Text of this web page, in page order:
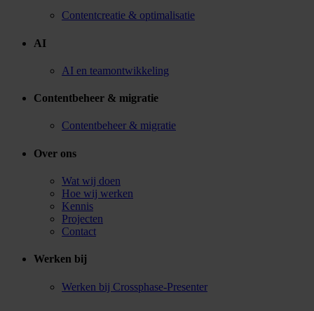
Contentcreatie & optimalisatie
AI
AI en teamontwikkeling
Contentbeheer & migratie
Contentbeheer & migratie
Over ons
Wat wij doen
Hoe wij werken
Kennis
Projecten
Contact
Werken bij
Werken bij Crossphase-Presenter